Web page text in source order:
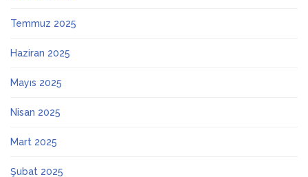
Temmuz 2025
Haziran 2025
Mayıs 2025
Nisan 2025
Mart 2025
Şubat 2025